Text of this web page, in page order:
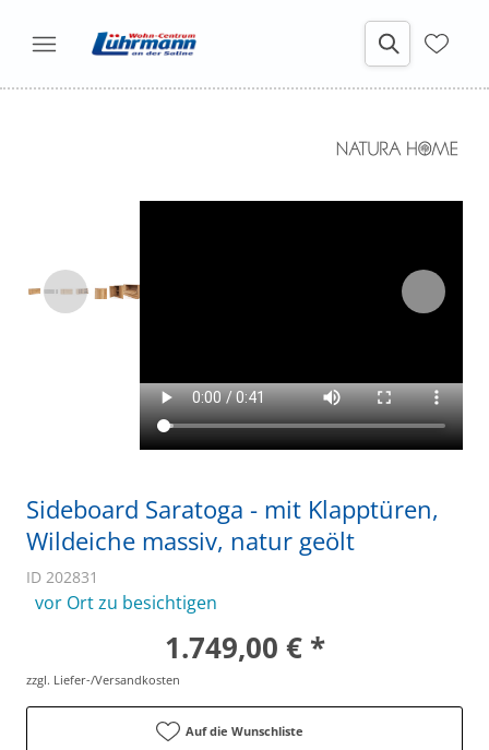
Sideboard Saratoga - mit Klapptüren,
Wildeiche massiv, natur geölt
ID 202831
vor Ort zu besichtigen
1.749,00 € *
zzgl. Liefer-/Versandkosten
Auf die Wunschliste